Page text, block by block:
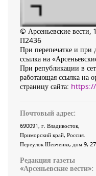
© Арсеньевские
П2436
При перепечатке и при
ссылка на
При републикации в
работающая ссылка на
страницу сайта:
Почтовый адрес:
690091, г. Владивосток,
Приморский край, Россия
Переулок Шевченко, дом 9, 27
Редакция газеты
«Арсеньевские вести»: